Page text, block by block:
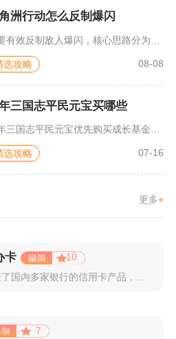
洲行动怎么反制爆闪
选攻略 08-08
三国志平民元宝买哪些
选攻略 07-16
更多+
卡
10
这款App涵盖了国内多家银行的信用卡产品，支持用户根据自己的...
7